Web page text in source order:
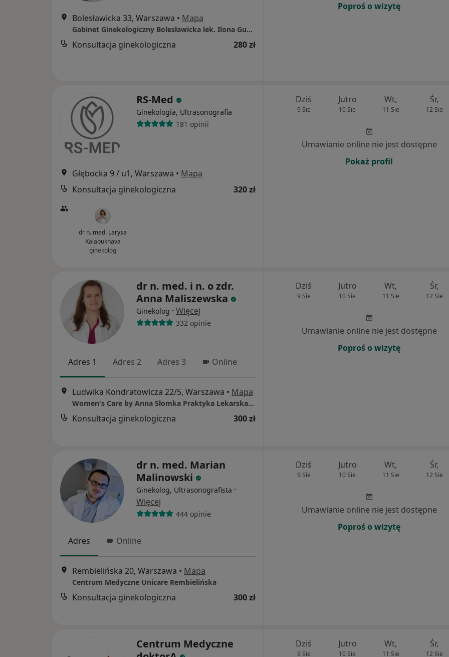
Bolesławicka 33, Warszawa • Mapa
Gabinet Ginekologiczny Bolesławicka lek. Ilona Guzicka
Konsultacja ginekologiczna 280 zł
Poproś o wizytę
RS-Med
Ginekologia, Ultrasonografia
181 opinii
Głębocka 9 / u1, Warszawa • Mapa
Konsultacja ginekologiczna
320 zł
dr n. med. Larysa
Kalabukhava
ginekolog
Dziś
9 Sie
Jutro
10 Sie
Wt,
11 Sie
Śr,
12 Sie
Umawianie online nie jest dostępne
Pokaż profil
dr n. med. i n. o zdr.
Anna Maliszewska
Ginekolog · Więcej
332 opinie
Adres 1 Adres 2 Adres 3 Online
Ludwika Kondratowicza 22/5, Warszawa • Mapa
Women's Care by Anna Słomka Praktyka Lekarska Anna Maliszewska
Konsultacja ginekologiczna 300 zł
Dziś
9 Sie
Jutro
10 Sie
Wt,
11 Sie
Śr,
12 Sie
Umawianie online nie jest dostępne
Poproś o wizytę
dr n. med. Marian
Malinowski
Ginekolog, Ultrasonografista ·
Więcej
444 opinie
Adres Online
Rembielińska 20, Warszawa • Mapa
Centrum Medyczne Unicare Rembielińska
Konsultacja ginekologiczna 300 zł
Dziś
9 Sie
Jutro
10 Sie
Wt,
11 Sie
Śr,
12 Sie
Umawianie online nie jest dostępne
Poproś o wizytę
Centrum Medyczne
Dziś
9 Sie
Jutro
10 Sie
Wt,
11 Sie
Śr,
12 Sie